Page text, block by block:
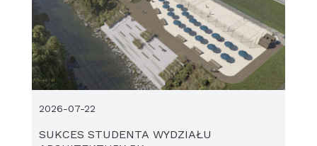
SUKCES STUDENTA WYDZIAŁU
2026-07-22